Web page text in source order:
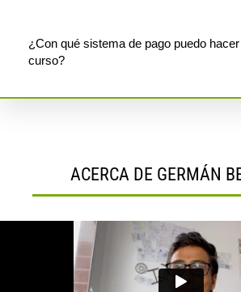
¿Con qué sistema de pago puedo
curso?
ACERCA DE GERMÁN